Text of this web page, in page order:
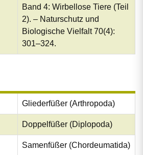
Band 4: Wirbellose Tiere (Teil
2). – Naturschutz und
Biologische Vielfalt 70(4):
301–324.
Gliederfüßer (Arthropoda)
Doppelfüßer (Diplopoda)
Samenfüßer (Chordeumatida)